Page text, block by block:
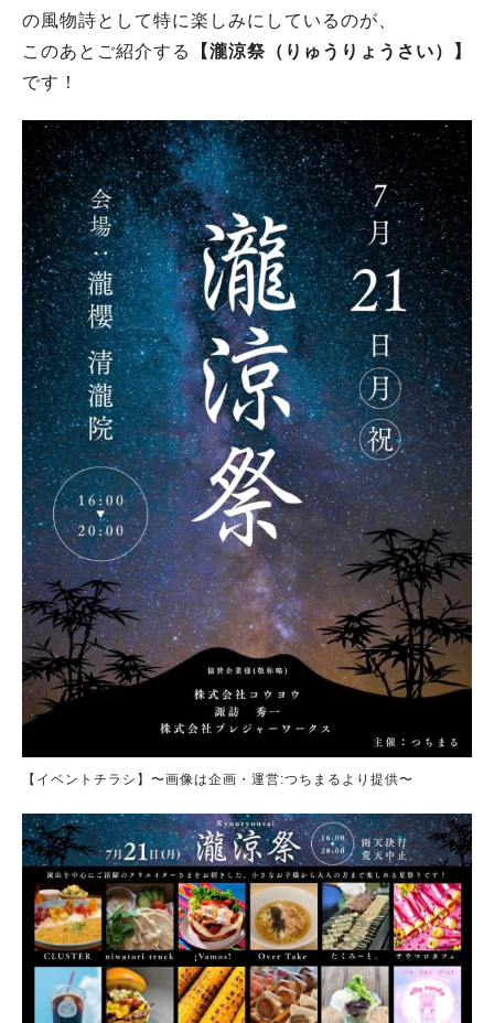
の風物詩として特に楽しみにしているのが、
このあとご紹介する
【瀧涼祭（りゅうりょうさい）】
です！
【イベントチラシ】〜画像は企画・運営:つちまるより提供〜